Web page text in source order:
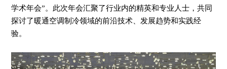
学术年会”。此次年会汇聚了行业内的精英和专业人士，共同
探讨了暖通空调制冷领域的前沿技术、发展趋势和实践经
验。